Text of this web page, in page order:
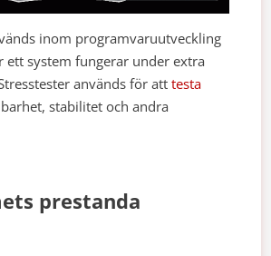
inom programvaruutveckling
ett system fungerar under extra
används för atttesta
stabilitet och andra
prestanda